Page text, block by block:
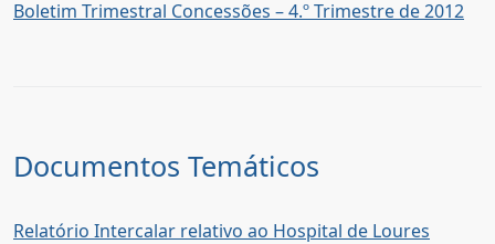
Boletim Trimestral Concessões – 4.º Trimestre de 2012
Documentos Temáticos
Relatório Intercalar relativo ao Hospital de Loures